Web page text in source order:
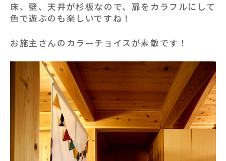
床、壁、天井が杉板なので、扉をカラフルにして
色で遊ぶのも楽しいですね！
お施主さんのカラーチョイスが素敵です！